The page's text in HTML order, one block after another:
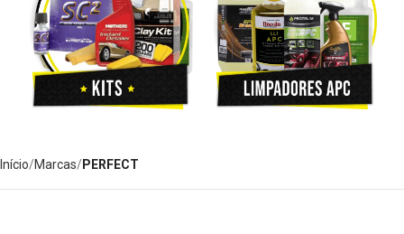
Início Marcas PERFECT